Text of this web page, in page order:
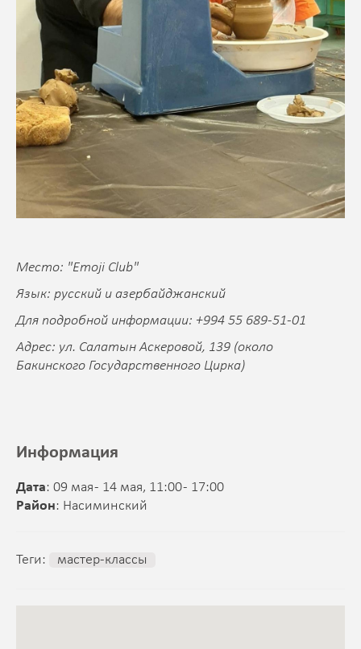
Место: "Emoji Club"
Язык: русский и азербайджанский
Для подробной информации: +994 55 689-51-01
Адрес: ул. Салатын Аскеровой, 139 (около
Бакинского Государственного Цирка)
Информация
Дата: 09 мая - 14 мая, 11:00 - 17:00
Район: Насиминский
Теги: мастер-классы